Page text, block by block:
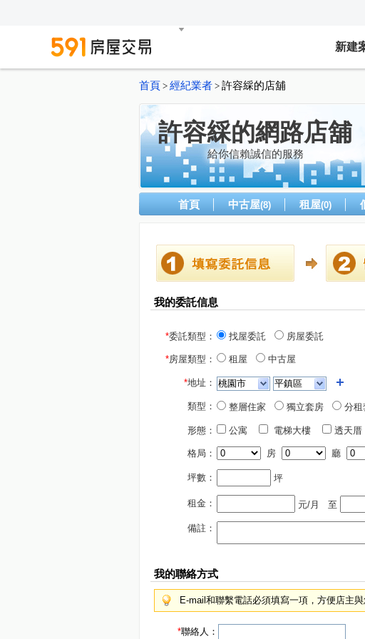
新建
首頁 > 經紀業者 > 許容綵的店舖
許容綵的網路店舖
給你信賴誠信的服務
首頁 中古屋(8) 租屋(0)
我的委託信息
*委託類型： 找屋委託 房屋委託
*房屋類型： 租屋 中古屋
*地址：
類型： 整層住家 獨立套房 分租
形態： 公寓 電梯大樓 透天厝
格局： 房 廳
坪數： 坪
租金： 元/月 至
備註：
我的聯絡方式
E-mail和聯繫電話必須填寫一項，方便店主
*聯絡人：